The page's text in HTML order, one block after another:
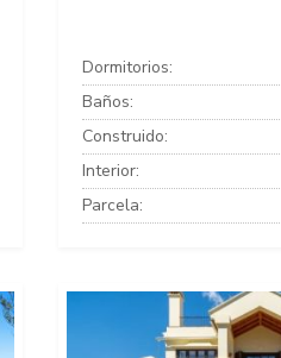
Dormitorios:
Baños:
Construido:
Interior:
Parcela: